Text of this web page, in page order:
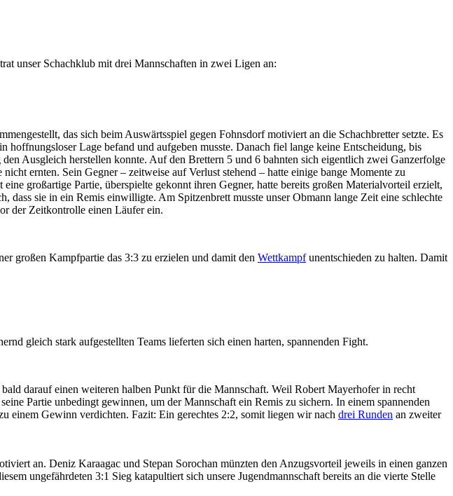
unser Schachklub mit drei Mannschaften in zwei Ligen an:
das sich beim Auswärtsspiel gegen Fohnsdorf motiviert an die Schachbretter setzte. Es
Lage befand und aufgeben musste. Danach fiel lange keine Entscheidung, bis
Ausgleich herstellen konnte. Auf den Brettern 5 und 6 bahnten sich eigentlich zwei Ganzerfolge
ernten. Sein Gegner – zeitweise auf Verlust stehend – hatte einige bange Momente zu
großartige Partie, überspielte gekonnt ihren Gegner, hatte bereits großen Materialvorteil erzielt,
dass sie in ein Remis einwilligte. Am Spitzenbrett musste unser Obmann lange Zeit eine schlechte
der Zeitkontrolle einen Läufer ein.
großen Kampfpartie das 3:3 zu erzielen und damit den Wettkampfunentschieden zu halten. Damit
gleich stark aufgestellten Teams lieferten sich einen harten, spannenden Fight.
darauf einen weiteren halben Punkt für die Mannschaft. Weil Robert Mayerhofer in recht
Partie unbedingt gewinnen, um der Mannschaft ein Remis zu sichern. In einem spannenden
einem Gewinn verdichten. Fazit: Ein gerechtes 2:2, somit liegen wir nach drei Runden an zweiter
an. Deniz Karaagac und Stepan Sorochan münzten den Anzugsvorteil jeweils in einen ganzen
ungefährdeten 3:1 Sieg katapultiert sich unsere Jugendmannschaft bereits an die vierte Stelle